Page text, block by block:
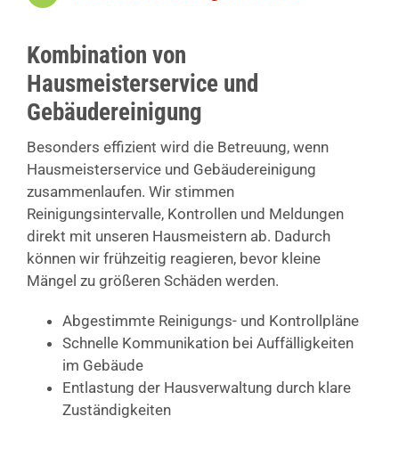
Kombination von
Hausmeisterservice und
Gebäudereinigung
Besonders effizient wird die Betreuung, wenn
Hausmeisterservice und Gebäudereinigung
zusammenlaufen. Wir stimmen
Reinigungsintervalle, Kontrollen und Meldungen
direkt mit unseren Hausmeistern ab. Dadurch
können wir frühzeitig reagieren, bevor kleine
Mängel zu größeren Schäden werden.
Abgestimmte Reinigungs- und Kontrollpläne
Schnelle Kommunikation bei Auffälligkeiten
im Gebäude
Entlastung der Hausverwaltung durch klare
Zuständigkeiten